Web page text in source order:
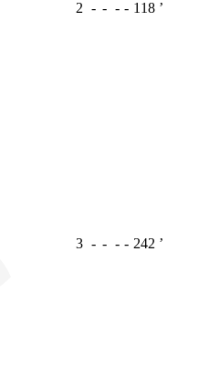
2 - - - - 118 ʼ
3 - - - - 242 ʼ